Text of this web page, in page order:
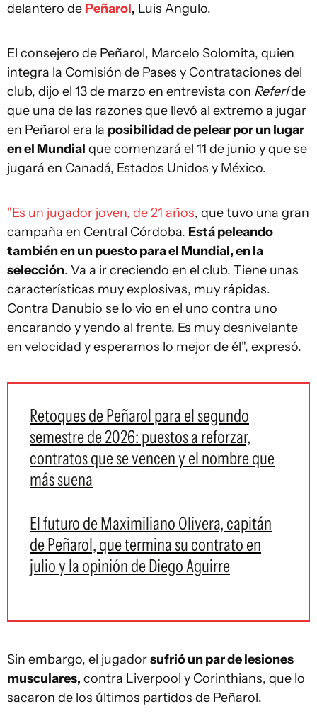
delantero de Peñarol, Luis Angulo.
El consejero de Peñarol, Marcelo Solomita, quien
integra la Comisión de Pases y Contrataciones del
club, dijo el 13 de marzo en entrevista con Referíde
que una de las razones que llevó al extremo a jugar
en Peñarol era la posibilidad de pelear por un lugar
en el Mundial que comenzará el 11 de junio y que se
jugará en Canadá, Estados Unidos y México.
"Es un jugador joven, de 21 años, que tuvo una gran
campaña en Central Córdoba. Está peleando
también en un puesto para el Mundial, en la
selección. Va a ir creciendo en el club. Tiene unas
características muy explosivas, muy rápidas.
Contra Danubio se lo vio en el uno contra uno
encarando y yendo al frente. Es muy desnivelante
en velocidad y esperamos lo mejor de él", expresó.
Retoques de Peñarol para el segundo
semestre de 2026: puestos a reforzar,
contratos que se vencen y el nombre que
más suena
El futuro de Maximiliano Olivera, capitán
de Peñarol, que termina su contrato en
julio y la opinión de Diego Aguirre
Sin embargo, el jugadorsufrió un par de lesiones
musculares, contra Liverpool y Corinthians, que lo
sacaron de los últimos partidos de Peñarol.